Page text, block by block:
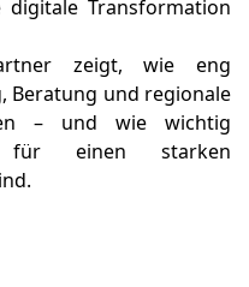
Transformation
zeigt, wie eng
Beratung und regionale
– und wie wichtig
für einen starken